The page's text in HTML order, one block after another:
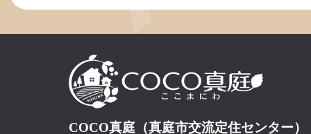
COCO真庭（真庭市交流定住センター）